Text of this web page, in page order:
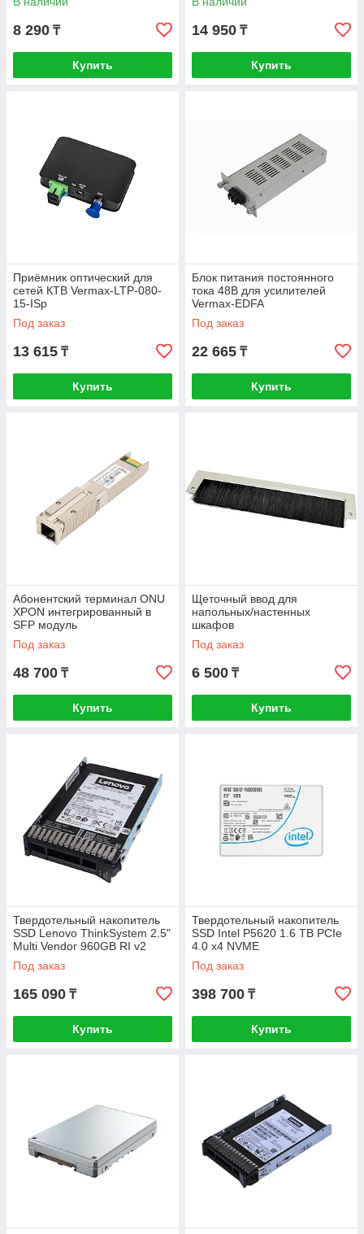
8 290 ₸
Купить
14 950 ₸
Купить
Приёмник оптический для
сетей КТВ Vermax-LTP-080-
15-ISp
Под заказ
13 615 ₸
Купить
Блок питания постоянного
тока 48В для усилителей
Vermax-EDFA
Под заказ
22 665 ₸
Купить
Абонентский терминал ONU
XPON интегрированный в
SFP модуль
Под заказ
48 700 ₸
Купить
Щеточный ввод для
напольных/настенных
шкафов
Под заказ
6 500 ₸
Купить
Твердотельный накопитель
SSD Lenovo ThinkSystem 2.5"
Multi Vendor 960GB RI v2
Под заказ
165 090 ₸
Купить
Твердотельный накопитель
SSD Intel P5620 1.6 TB PCIe
4.0 x4 NVME
Под заказ
398 700 ₸
Купить